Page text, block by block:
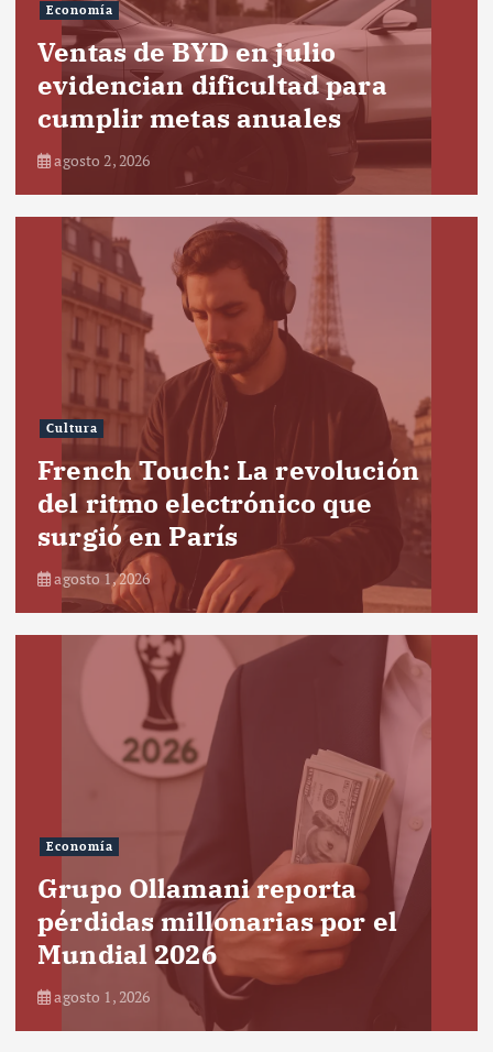
Economía
Ventas de BYD en julio
evidencian dificultad para
cumplir metas anuales
agosto 2, 2026
Cultura
French Touch: La revolución
del ritmo electrónico que
surgió en París
agosto 1, 2026
Economía
Grupo Ollamani reporta
pérdidas millonarias por el
Mundial 2026
agosto 1, 2026